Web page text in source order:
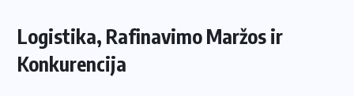
Logistika, Rafinavimo Maržos ir
Konkurencija